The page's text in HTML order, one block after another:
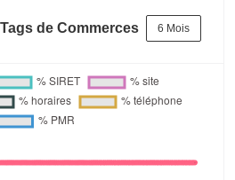
de Commerces 6 Mois